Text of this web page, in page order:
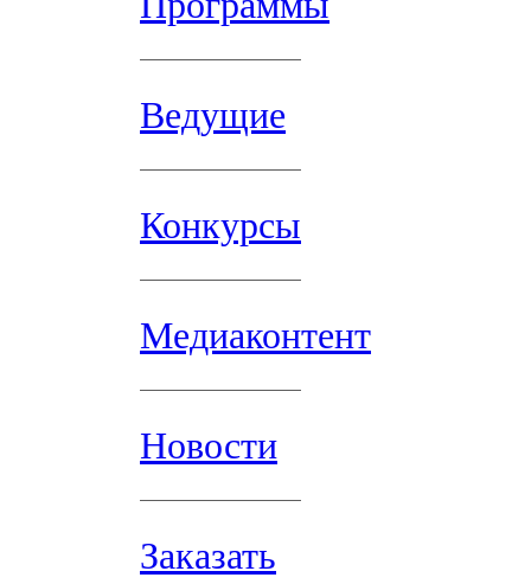
Ведущие
Конкурсы
Медиаконтент
Новости
Заказать